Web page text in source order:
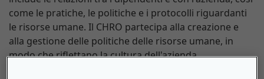
come le pratiche, le politiche e i protocolli riguardanti
le risorse umane. Il CHRO partecipa alla creazione e
alla gestione delle politiche delle risorse umane, in
modo che riflettano la cultura dell'azienda.